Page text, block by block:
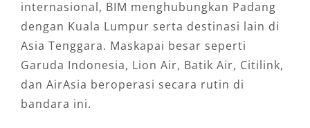
internasional, BIM menghubungkan Padang
dengan Kuala Lumpur serta destinasi lain di
Asia Tenggara. Maskapai besar seperti
Garuda Indonesia, Lion Air, Batik Air, Citilink,
dan AirAsia beroperasi secara rutin di
bandara ini.